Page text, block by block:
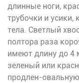
длинные ноги,
трубочки и
тела. Светлый
полтора раза
имеют длину до 4
зеленый или
продлен-